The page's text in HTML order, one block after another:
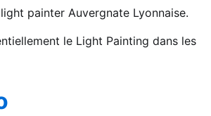
painter Auvergnate Lyonnaise.
le Light Painting dans les